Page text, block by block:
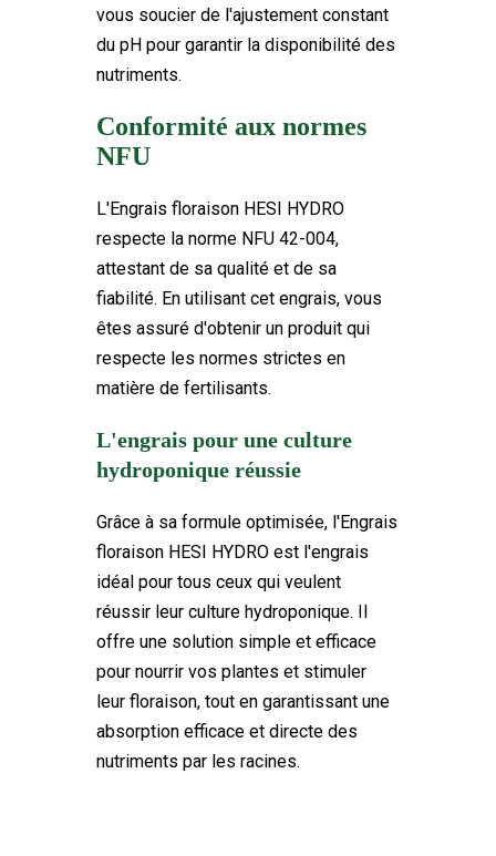
vous soucier de l'ajustement constant
du pH pour garantir la disponibilité des
nutriments.
Conformité aux normes
NFU
L'Engrais floraison HESI HYDRO
respecte la norme NFU 42-004,
attestant de sa qualité et de sa
fiabilité. En utilisant cet engrais, vous
êtes assuré d'obtenir un produit qui
respecte les normes strictes en
matière de fertilisants.
L'engrais pour une culture
hydroponique réussie
Grâce à sa formule optimisée, l'Engrais
floraison HESI HYDRO est l'engrais
idéal pour tous ceux qui veulent
réussir leur culture hydroponique. Il
offre une solution simple et efficace
pour nourrir vos plantes et stimuler
leur floraison, tout en garantissant une
absorption efficace et directe des
nutriments par les racines.